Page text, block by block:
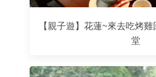
【親子遊】花蓮~來去吃烤
堂